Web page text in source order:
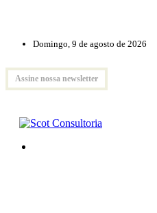
Domingo, 9 de agosto de 2026
Assine nossa newsletter